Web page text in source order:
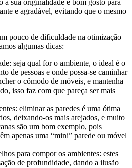
à sua originalidade e bom gosto para
e agradável, evitando que o mesmo
pouco de dificuldade na otimização
algumas dicas:
seja qual for o ambiente, o ideal é o
de pessoas e onde possa-se caminhar
o cômodo de móveis, e mantenha
isso faz com que pareça ser mais
eliminar as paredes é uma ótima
deixando-os mais arejados, e muito
são um bom exemplo, pois
apenas uma “mini” parede ou móvel
para compor os ambientes: estes
de profundidade, dando a ilusão